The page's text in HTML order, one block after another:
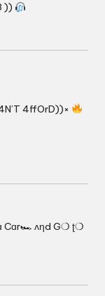
))
4ffOrD))×
Cɑr🏎 ʌηd G❍ ʈ❍